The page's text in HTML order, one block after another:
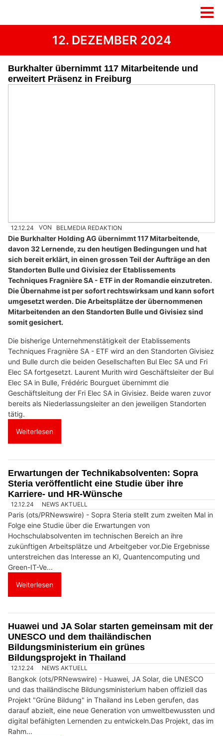
12. DEZEMBER 2024
Burkhalter übernimmt 117 Mitarbeitende und
erweitert Präsenz in Freiburg
12.12.24 VON BELMEDIA REDAKTION
Die Burkhalter Holding AG übernimmt 117 Mitarbeitende,
davon 32 Lernende, zu den heutigen Bedingungen und hat
sich bereit erklärt, in einen grossen Teil der Aufträge an den
Standorten Bulle und Givisiez der Etablissements
Techniques Fragnière SA - ETF in der Romandie einzutreten.
Die Übernahme ist per sofort rechtswirksam und kann sofort
umgesetzt werden. Die Arbeitsplätze der übernommenen
Mitarbeitenden an den Standorten Bulle und Givisiez sind
somit gesichert.
Die bisherige Unternehmenstätigkeit der Etablissements
Techniques Fragnière SA - ETF wird an den Standorten Givisiez
und Bulle durch die beiden Gesellschaften Bul Elec SA und Fri
Elec SA fortgesetzt. Laurent Murith wird Geschäftsleiter der Bul
Elec SA in Bulle, Frédéric Bourguet übernimmt die
Geschäftsleitung der Fri Elec SA in Givisiez. Beide waren zuvor
bereits als Niederlassungsleiter an den jeweiligen Standorten
tätig.
Weiterlesen
Erwartungen der Technikabsolventen: Sopra
Steria veröffentlicht eine Studie über ihre
Karriere- und HR-Wünsche
12.12.24 NEWS AKTUELL
Paris (ots/PRNewswire) - Sopra Steria stellt zum zweiten Mal in
Folge eine Studie über die Erwartungen von
Hochschulabsolventen im technischen Bereich an ihre
zukünftigen Arbeitsplätze und Arbeitgeber vor.Die Ergebnisse
unterstreichen das Interesse an KI, Quantencomputing und
Green-IT-Ve...
Weiterlesen
Huawei und JA Solar starten gemeinsam mit der
UNESCO und dem thailändischen
Bildungsministerium ein grünes
Bildungsprojekt in Thailand
12.12.24 NEWS AKTUELL
Bangkok (ots/PRNewswire) - Huawei, JA Solar, die UNESCO
und das thailändische Bildungsministerium haben offiziell das
Projekt "Grüne Bildung" in Thailand ins Leben gerufen, das
darauf abzielt, eine neue Generation von umweltbewussten und
digital befähigten Lernenden zu entwickeln.Das Projekt, das im
Rahm...